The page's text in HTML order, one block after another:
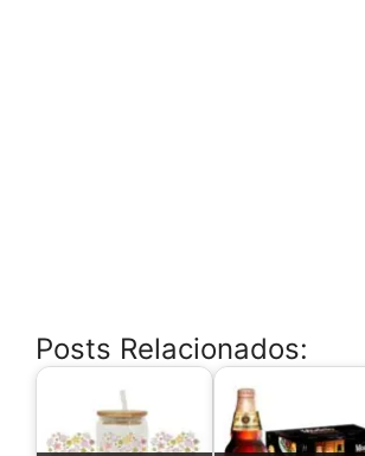
Posts Relacionados: